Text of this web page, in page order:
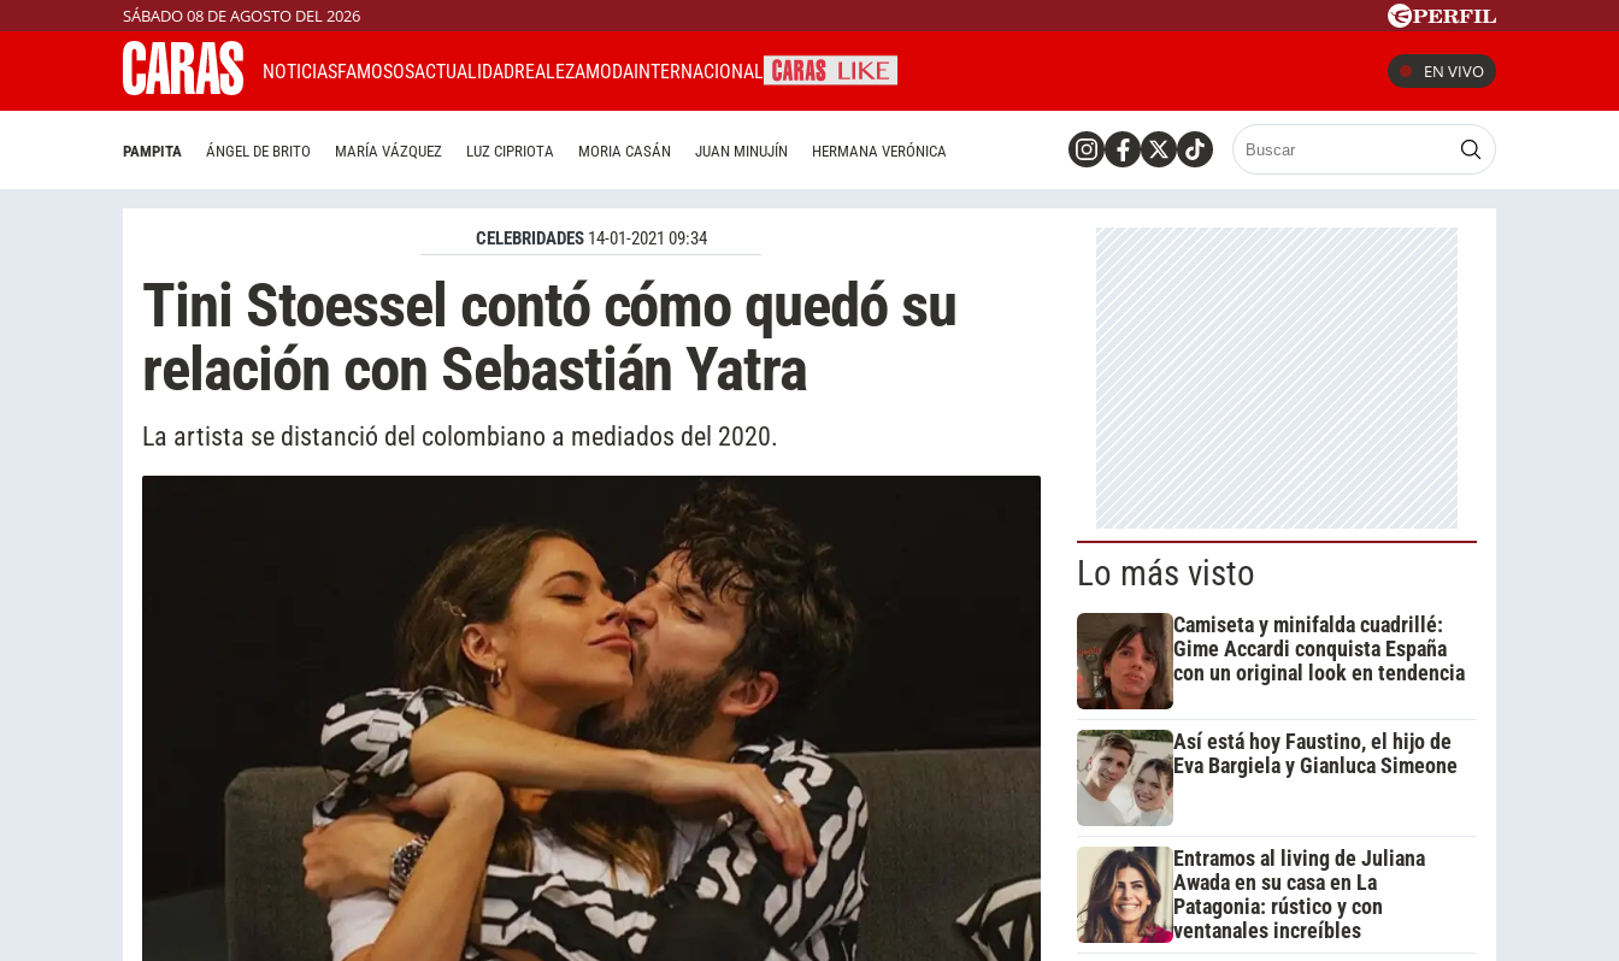
SÁBADO 08 DE AGOSTO DEL 2026
NOTICIASFAMOSOSACTUALIDADREALEZAMODAINTERNACIONAL EN VIVO
PAMPITA ÁNGEL DE BRITO MARÍA VÁZQUEZ LUZ CIPRIOTA MORIA CASÁN JUAN MINUJÍN HERMANA VERÓNICA
CELEBRIDADES 14-01-2021 09:34
Tini Stoessel contó cómo quedó su
relación con Sebastián Yatra
La artista se distanció del colombiano a mediados del 2020.
Lo más visto
Camiseta y minifalda cuadrillé:
Gime Accardi conquista España
con un original look en tendencia
Así está hoy Faustino, el hijo de
Eva Bargiela y Gianluca Simeone
Entramos al living de Juliana
Awada en su casa en La
Patagonia: rústico y con
ventanales increíbles